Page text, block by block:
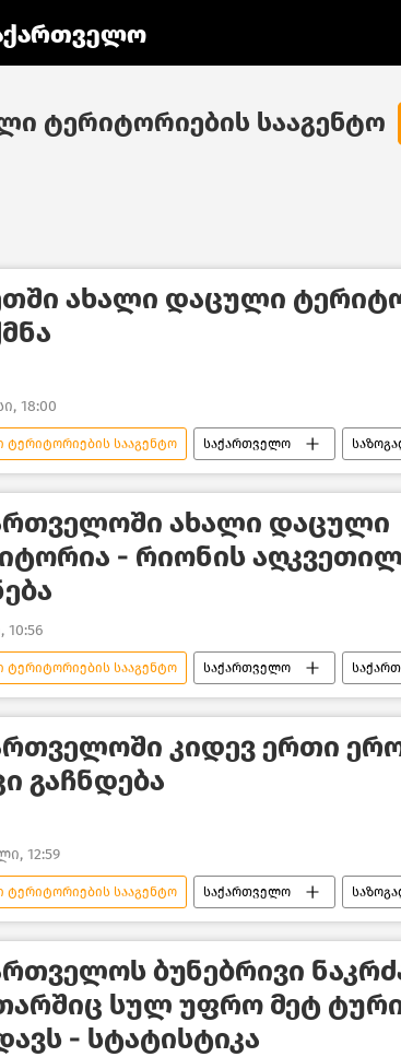
ტერიტორიების სააგენტო
ახალი დაცული
18:00
ტერიტორიების სააგენტო საქართველო
ახალი დაცული
- რიონის
10:56
ტერიტორიების სააგენტო საქართველო
გარემოს დაცვა და ეკოლოგია
კიდევ ერთი
გაჩნდება
12:59
ტერიტორიების სააგენტო საქართველო
ბუნებრივი
სულ უფრო მეტ
- სტატისტიკა